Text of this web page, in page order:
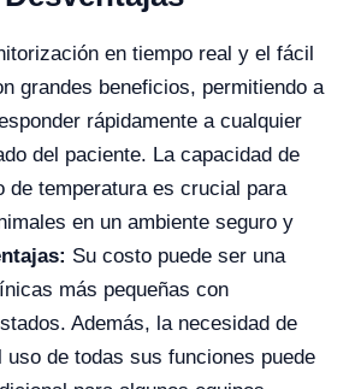
en tiempo real y el fácil
grandes beneficios, permitiendo a
rápidamente a cualquier
del paciente. La capacidad de
de temperatura es crucial para
en un ambiente seguro y
Su costo puede ser una
más pequeñas con
Además, la necesidad de
uso de todas sus funciones puede